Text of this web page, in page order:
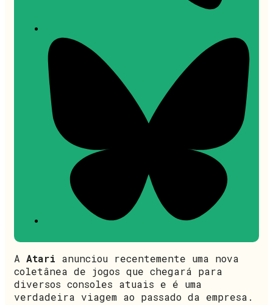
A Atari anunciou recentemente uma nova
coletânea de jogos que chegará para
diversos consoles atuais e é uma
verdadeira viagem ao passado da empresa.